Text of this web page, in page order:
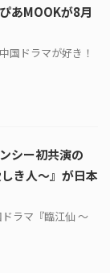
あMOOKが8月
国ドラマが好き！
シー初共演の
き人～』が日本
ラマ『臨江仙 ～